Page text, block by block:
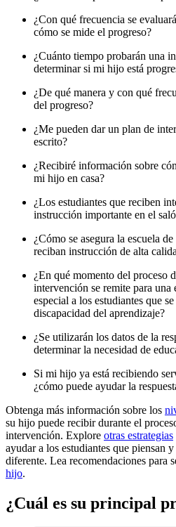
¿Con qué frecuencia se
cómo se mide el progreso?
¿Cuánto tiempo probarán una
determinar si mi hijo está
¿De qué manera y con qué
del progreso?
¿Me pueden dar un plan de
escrito?
¿Recibiré información sobre
mi hijo en casa?
¿Los estudiantes que reciben
instrucción importante en el
¿Cómo se asegura la escuela
reciban instrucción de alta
¿En qué momento del proceso
intervención se remite para una
especial a los estudiantes que
discapacidad del aprendizaje?
¿Se utilizarán los datos de la
determinar la necesidad de
Si mi hijo ya está recibiendo
¿cómo puede ayudar la
Obtenga más información sobre los
su hijo puede recibir durante el
intervención. Explore otras estrategias
ayudar a los estudiantes que piensan
diferente. Lea recomendaciones para
hijo.
¿Cuál es su principal